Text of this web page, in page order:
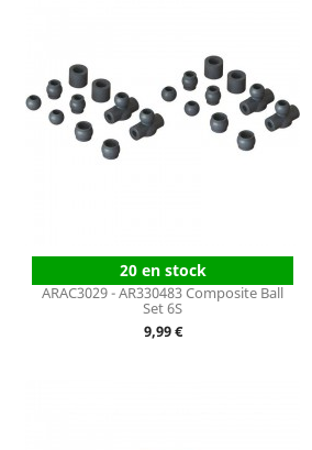
20 en stock
ARAC3029 - AR330483 Composite Ball
Set 6S
Prix
9,99 €